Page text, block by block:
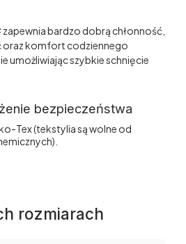
bardzo dobrą chłonność,
komfort codziennego
umożliwiając szybkie schnięcie
bezpieczeństwa
Tex (tekstylia są wolne od
rozmiarach